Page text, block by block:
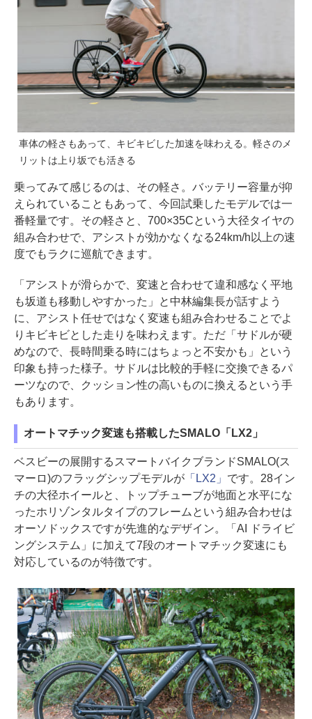
車体の軽さもあって、キビキビした加速を味わえる。軽さのメ
リットは上り坂でも活きる
乗ってみて感じるのは、その軽さ。バッテリー容量が抑
えられていることもあって、今回試乗したモデルでは一
番軽量です。その軽さと、700×35Cという大径タイヤの
組み合わせで、アシストが効かなくなる24km/h以上の速
度でもラクに巡航できます。
「アシストが滑らかで、変速と合わせて違和感なく平地
も坂道も移動しやすかった」と中林編集長が話すよう
に、アシスト任せではなく変速も組み合わせることでよ
りキビキビとした走りを味わえます。ただ「サドルが硬
めなので、長時間乗る時にはちょっと不安かも」という
印象も持った様子。サドルは比較的手軽に交換できるパ
ーツなので、クッション性の高いものに換えるという手
もあります。
オートマチック変速も搭載したSMALO「LX2」
ベスビーの展開するスマートバイクブランドSMALO(ス
マーロ)のフラッグシップモデルが「LX2」 です。28イン
チの大径ホイールと、トップチューブが地面と水平にな
ったホリゾンタルタイプのフレームという組み合わせは
オーソドックスですが先進的なデザイン。「AI ドライビ
ングシステム」に加えて7段のオートマチック変速にも
対応しているのが特徴です。